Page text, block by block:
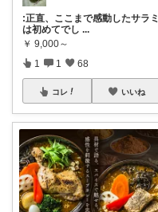
:正直、ここまで感動したサラミ
は初めてでし ...
￥ 9,000～
1 1 68
コレ いいね